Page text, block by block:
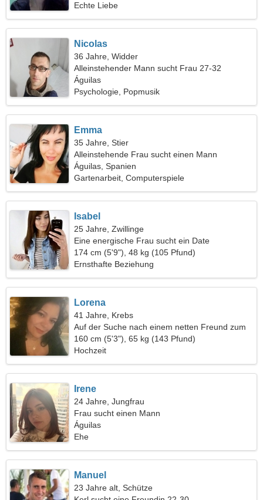
Echte Liebe
Nicolas
36 Jahre, Widder
Alleinstehender Mann sucht Frau 27-32
Águilas
Psychologie, Popmusik
Emma
35 Jahre, Stier
Alleinstehende Frau sucht einen Mann
Águilas, Spanien
Gartenarbeit, Computerspiele
Isabel
25 Jahre, Zwillinge
Eine energische Frau sucht ein Date
174 cm (5'9"), 48 kg (105 Pfund)
Ernsthafte Beziehung
Lorena
41 Jahre, Krebs
Auf der Suche nach einem netten Freund zum
Campen
160 cm (5'3"), 65 kg (143 Pfund)
Hochzeit
Irene
24 Jahre, Jungfrau
Frau sucht einen Mann
Águilas
Ehe
Manuel
23 Jahre alt, Schütze